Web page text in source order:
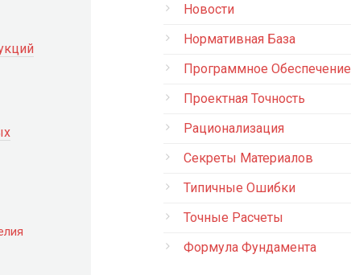
Новости
Нормативная База
Программное Обеспечение
Проектная Точность
Рационализация
Секреты Материалов
Типичные Ошибки
Точные Расчеты
Формула Фундамента